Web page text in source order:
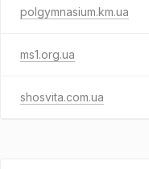
polgymnasium.km.ua
ms1.org.ua
shosvita.com.ua